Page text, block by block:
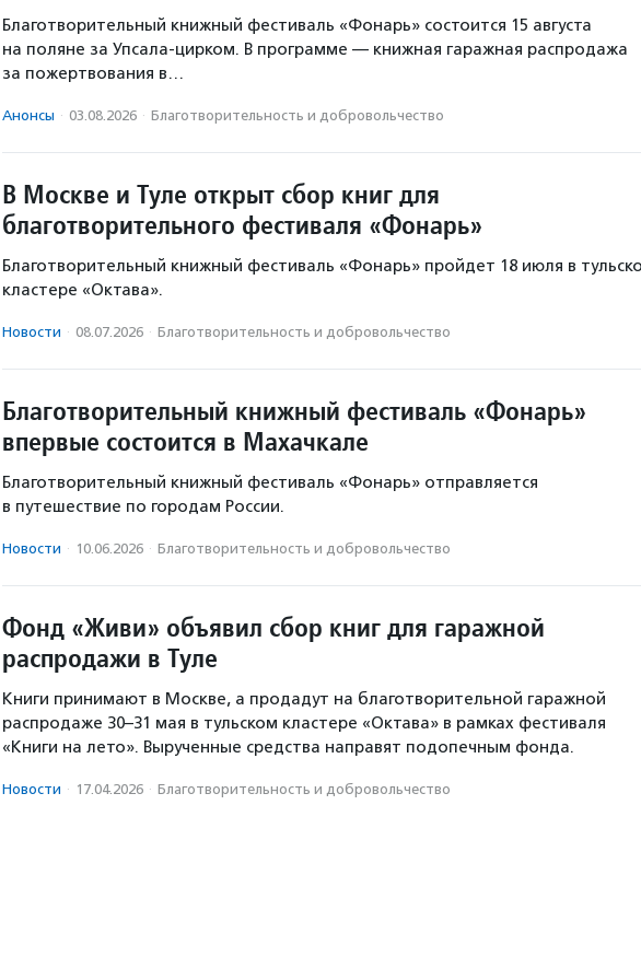
Благотворительный книжный фестиваль «Фонарь» состоится 15 августа
на поляне за Упсала-цирком. В программе — книжная гаражная распродажа
за пожертвования в…
Анонсы · 03.08.2026 · Благотвори­тель­ность и доброволь­чест­во
В Москве и Туле открыт сбор книг для
благотворительного фестиваля «Фонарь»
Благотворительный книжный фестиваль «Фонарь» пройдет 18 июля в
кластере «Октава».
Новости · 08.07.2026 · Благотвори­тель­ность и доброволь­чест­во
Благотворительный книжный фестиваль «Фонарь»
впервые состоится в Махачкале
Благотворительный книжный фестиваль «Фонарь» отправляется
в путешествие по городам России.
Новости · 10.06.2026 · Благотвори­тель­ность и доброволь­чест­во
Фонд «Живи» объявил сбор книг для гаражной
распродажи в Туле
Книги принимают в Москве, а продадут на благотворительной гаражной
распродаже 30–31 мая в тульском кластере «Октава» в рамках фестиваля
«Книги на лето». Вырученные средства направят подопечным фонда.
Новости · 17.04.2026 · Благотвори­тель­ность и доброволь­чест­во